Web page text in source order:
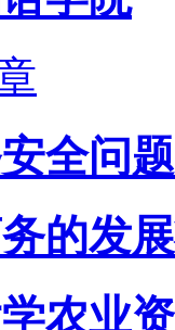
全问
的发
农业